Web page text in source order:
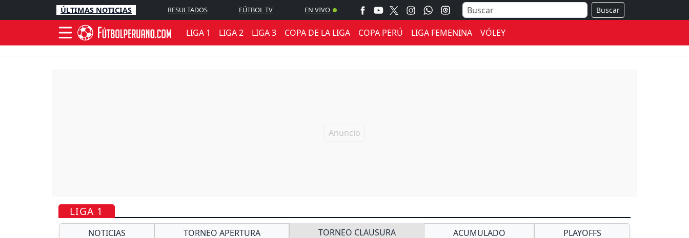
ÚLTIMAS NOTICIAS RESULTADOS FÚTBOL TV EN VIVO Buscar
LIGA 1 LIGA 2 LIGA 3 COPA DE LA LIGA COPA PERÚ LIGA FEMENINA VÓLEY
LIGA 1
NOTICIAS TORNEO APERTURA TORNEO CLAUSURA ACUMULADO PLAYOFFS